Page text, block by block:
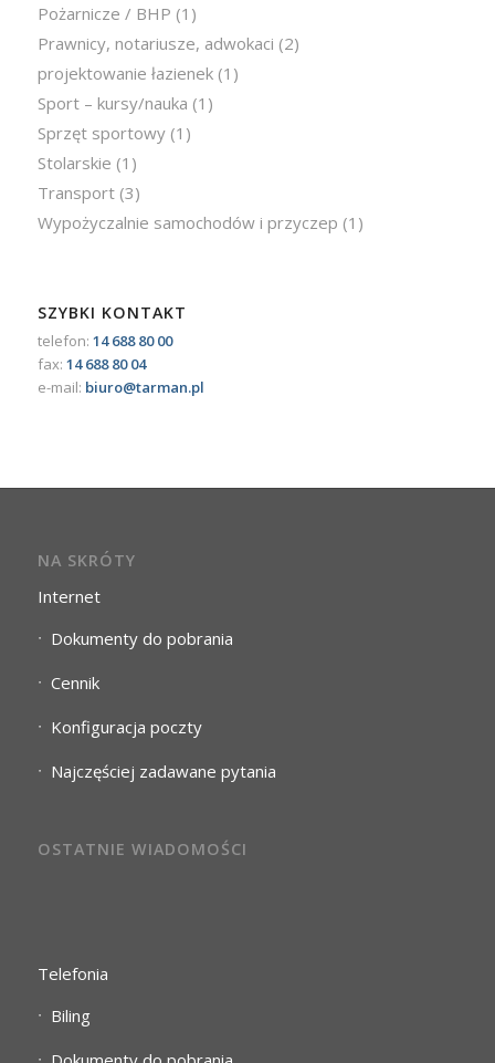
Pożarnicze / BHP (1)
Prawnicy, notariusze, adwokaci (2)
projektowanie łazienek(1)
Sport – kursy/nauka (1)
Sprzęt sportowy(1)
Stolarskie (1)
Transport(3)
Wypożyczalnie samochodów i przyczep (1)
SZYBKI KONTAKT
telefon: 14 688 80 00
fax: 14 688 80 04
e-mail: biuro@tarman.pl
NA SKRÓTY
Internet
Dokumenty do pobrania
Cennik
Konfiguracja poczty
Najczęściej zadawane pytania
OSTATNIE WIADOMOŚCI
Telefonia
Biling